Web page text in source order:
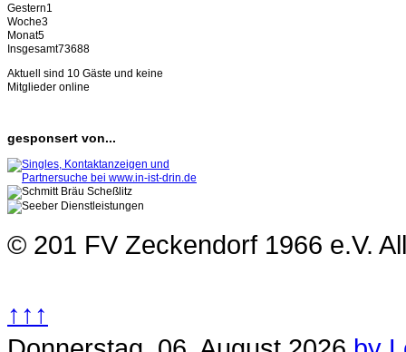
Gestern1
Woche3
Monat5
Insgesamt73688
Aktuell sind 10 Gäste und keine
Mitglieder online
gesponsert von...
© 201 FV Zeckendorf 1966 e.V.
↑↑↑